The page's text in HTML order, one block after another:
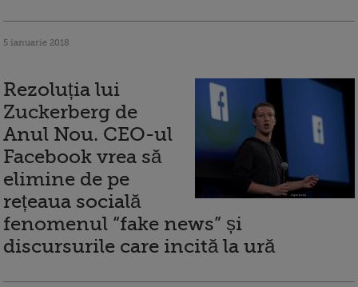
5 ianuarie 2018
Rezoluția lui
Zuckerberg de
Anul Nou. CEO-ul
Facebook vrea să
elimine de pe
rețeaua socială
fenomenul “fake news” și
discursurile care incită la ură